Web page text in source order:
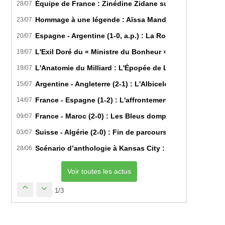
28/07 Équipe de France : Zinédine Zidane succède
23/07 Hommage à une légende : Aïssa Mandi tire sa
20/07 Espagne - Argentine (1-0, a.p.) : La Roja sur le toit
19/07 L'Exil Doré du « Ministre du Bonheur » : Dans les
19/07 L'Anatomie du Milliard : L'Épopée de Lamine Yamal du
15/07 Argentine - Angleterre (2-1) : L'Albiceleste renverse
14/07 France - Espagne (1-2) : L'affrontement tactique
09/07 France - Maroc (2-0) : Les Bleus domptent les Lions
03/07 Suisse - Algérie (2-0) : Fin de parcours pour les
28/06 Scénario d’anthologie à Kansas City : L’Algérie
Voir toutes les actus
1/3